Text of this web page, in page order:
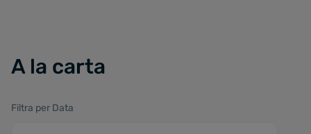
A la carta
Filtra per Data